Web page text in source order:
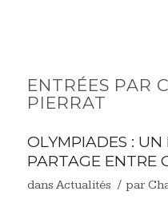
ENTRÉES PAR
PIERRAT
OLYMPIADES :
PARTAGE ENTRE
dans Actualités / par